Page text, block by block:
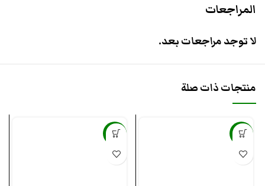
المراجعات
لا توجد مراجعات بعد.
منتجات ذات صلة
-18%
-4%